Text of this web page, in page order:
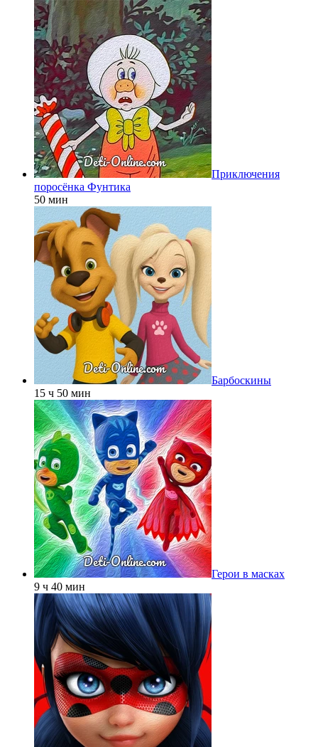
Приключения
поросёнка Фунтика
50 мин
Барбоскины
15 ч 50 мин
Герои в масках
9 ч 40 мин